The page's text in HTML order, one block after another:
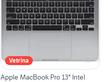
Vetrina
Apple MacBook Pro 13" Intel